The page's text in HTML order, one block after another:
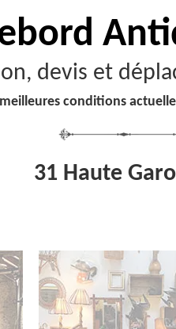
devis et
conditions
31 Haute